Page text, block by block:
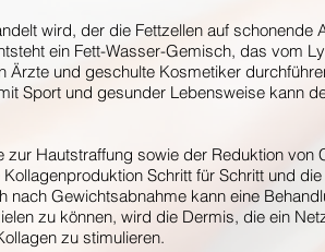
wird, der die Fettzellen auf schonende
ein Fett-Wasser-Gemisch, das vom
und geschulte Kosmetiker
Sport und gesunder Lebensweise kann
Hautstraffung sowie der Reduktion von
Schritt für Schritt und
Gewichtsabnahme kann eine
zu können, wird die Dermis, die ein
zu stimulieren.